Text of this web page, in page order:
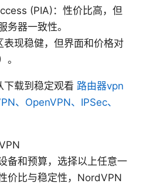
(PIA)：性价比高，但
务器一致性。
现稳健，但界面和价格对
。
下载到稳定观看 路由器vpn
、OpenVPN、IPSec、
备和预算，选择以上任意一
价比与稳定性，NordVPN